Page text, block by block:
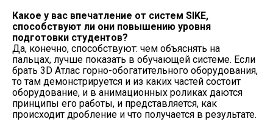
Какое у вас впечатление от систем SIKE,
способствуют ли они повышению уровня
подготовки студентов?
Да, конечно, способствуют: чем объяснять на
пальцах, лучше показать в обучающей системе. Если
брать 3D Атлас горно-обогатительного оборудования,
то там демонстрируется и из каких частей состоит
оборудование, и в анимационных роликах даются
принципы его работы, и представляется, как
происходит дробление и что получается в результате.